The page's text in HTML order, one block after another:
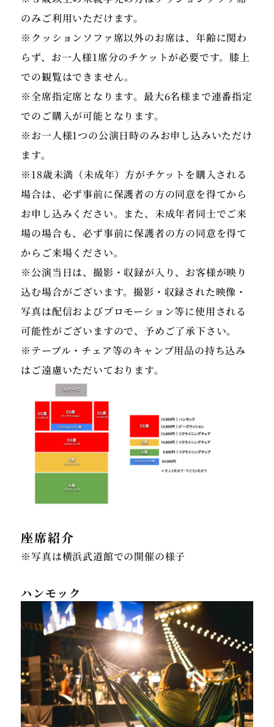
のみご利用いただけます。
※クッションソファ席以外のお席は、年齢に関わ
らず、お一人様1席分のチケットが必要です。膝上
での観覧はできません。
※全席指定席となります。最大6名様まで連番指定
でのご購入が可能となります。
※お一人様1つの公演日時のみお申し込みいただけ
ます。
※18歳未満（未成年）方がチケットを購入される
場合は、必ず事前に保護者の方の同意を得てから
お申し込みください。また、未成年者同士でご来
場の場合も、必ず事前に保護者の方の同意を得て
からご来場ください。
※公演当日は、撮影・収録が入り、お客様が映り
込む場合がございます。撮影・収録された映像・
写真は配信およびプロモーション等に使用される
可能性がございますので、予めご了承下さい。
※テーブル・チェア等のキャンプ用品の持ち込み
はご遠慮いただいております。
座席紹介
※写真は横浜武道館での開催の様子
ハンモック